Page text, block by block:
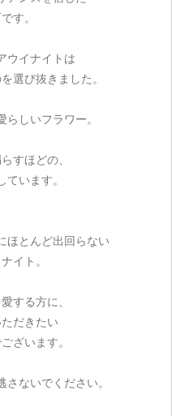
す。
ウイナイトは
選び抜きました。
しいフラワー。
すほどの、
ています。
ほとんど出回らない
イト。
する方に、
だきたい
ざいます。
さないでください。
き
ける